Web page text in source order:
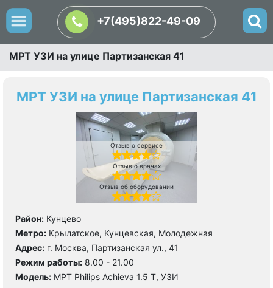
+7(495)822-49-09
МРТ УЗИ на улице Партизанская 41
МРТ УЗИ на улице Партизанская 41
Отзыв о сервисе
Отзыв о врачах
Отзыв об оборудовании
Район: Кунцево
Метро: Крылатское, Кунцевская, Молодежная
Адрес: г. Москва, Партизанская ул., 41
Режим работы: 8.00 - 21.00
Модель: МРТ Philips Achieva 1.5 T, УЗИ